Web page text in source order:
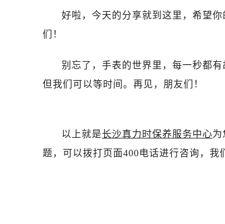
好啦，今天的分享就到这里，希望
们！
别忘了，手表的世界里，每一秒都
但我们可以等时间。再见，朋友们！
以上就是长沙真力时保养服务中心为
题，可以拨打页面400电话进行咨询，我